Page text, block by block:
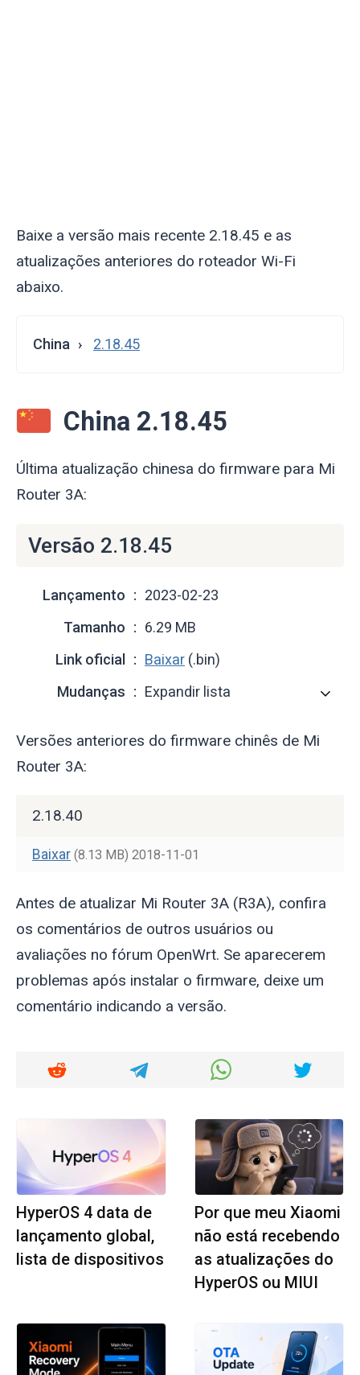
Baixe a versão mais recente 2.18.45 e as
atualizações anteriores do roteador Wi-Fi
abaixo.
China 2.18.45
China 2.18.45
Última atualização chinesa do firmware para Mi
Router 3A:
Versão 2.18.45
Lançamento
2023-02-23
Tamanho
6.29 MB
Link oficial
Baixar (.bin)
Mudanças
Expandir lista
Versões anteriores do firmware chinês de Mi
Router 3A:
2.18.40
Baixar (8.13 MB) 2018-11-01
Antes de atualizar Mi Router 3A (R3A), confira
os comentários de outros usuários ou
avaliações no fórum OpenWrt. Se aparecerem
problemas após instalar o firmware, deixe um
comentário indicando a versão.
HyperOS 4 data de
lançamento global,
lista de dispositivos
Por que meu Xiaomi
não está recebendo
as atualizações do
HyperOS ou MIUI